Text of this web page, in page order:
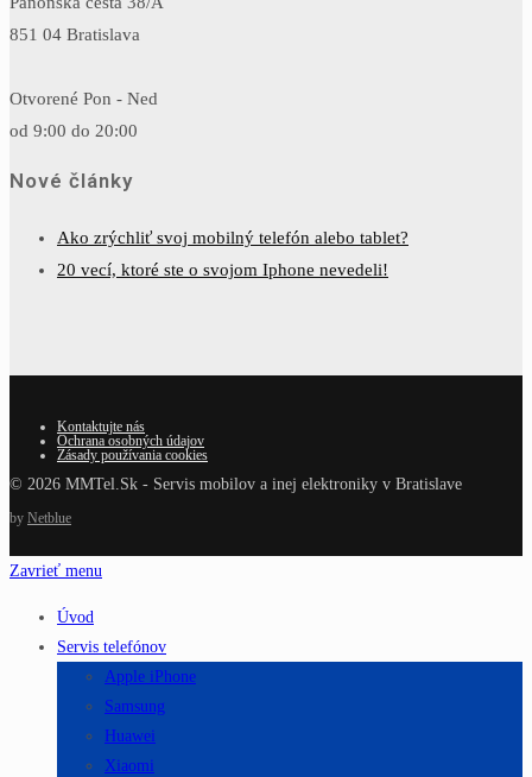
851 04 Bratislava
Otvorené Pon - Ned
od 9:00 do 20:00
Nové články
Ako zrýchliť svoj mobilný telefón alebo tablet?
20 vecí, ktoré ste o svojom Iphone nevedeli!
Kontaktujte nás
Ochrana osobných údajov
Zásady používania cookies
© 2026 MMTel.Sk - Servis mobilov a inej elektroniky v Bratislave
by Netblue
Zavrieť menu
Úvod
Servis telefónov
Apple iPhone
Samsung
Huawei
Xiaomi